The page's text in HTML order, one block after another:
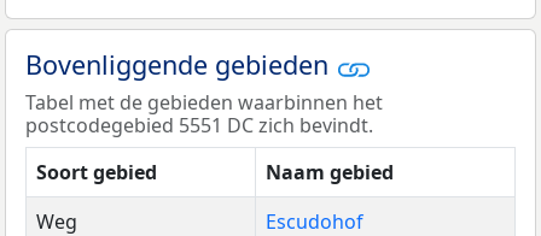
Bovenliggende gebieden
Tabel met de gebieden waarbinnen het
postcodegebied 5551 DC zich bevindt.
Soort gebied
Naam gebied
Weg
Escudohof